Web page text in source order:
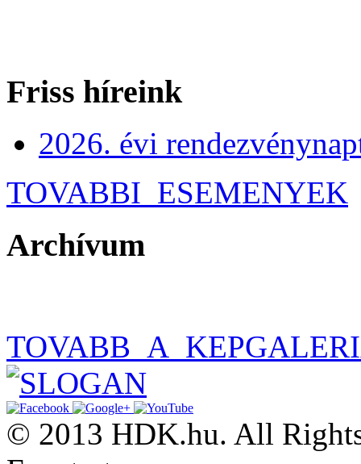
Friss híreink
2026. évi
TOVABBI_ESEMENYEK
Archívum
© 2013 HDK.hu. All